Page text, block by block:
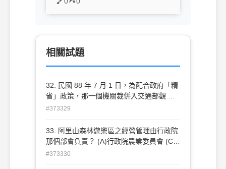
相關試題
32. 民國 88 年 7 月 1 日，為配合政府「精
省」政策，那一個機關裁併入交通部觀 光
局？ (A)交通處 (C)臺灣省交通處旅遊事業
#373329
33. 阿里山森林遊樂區之經營管理由行政院
那個部會負責？ (A)行政院農業委員會 (C)
#373330